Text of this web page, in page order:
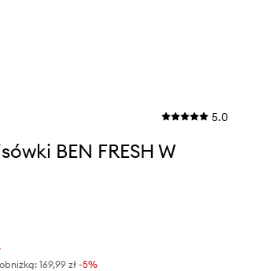
5.0
BEN FRESH W
169,99 zł -5%